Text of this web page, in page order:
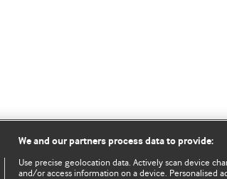
We and our partners process data to provide:
Use precise geolocation data. Actively scan device
and/or access information on a device. Personalised